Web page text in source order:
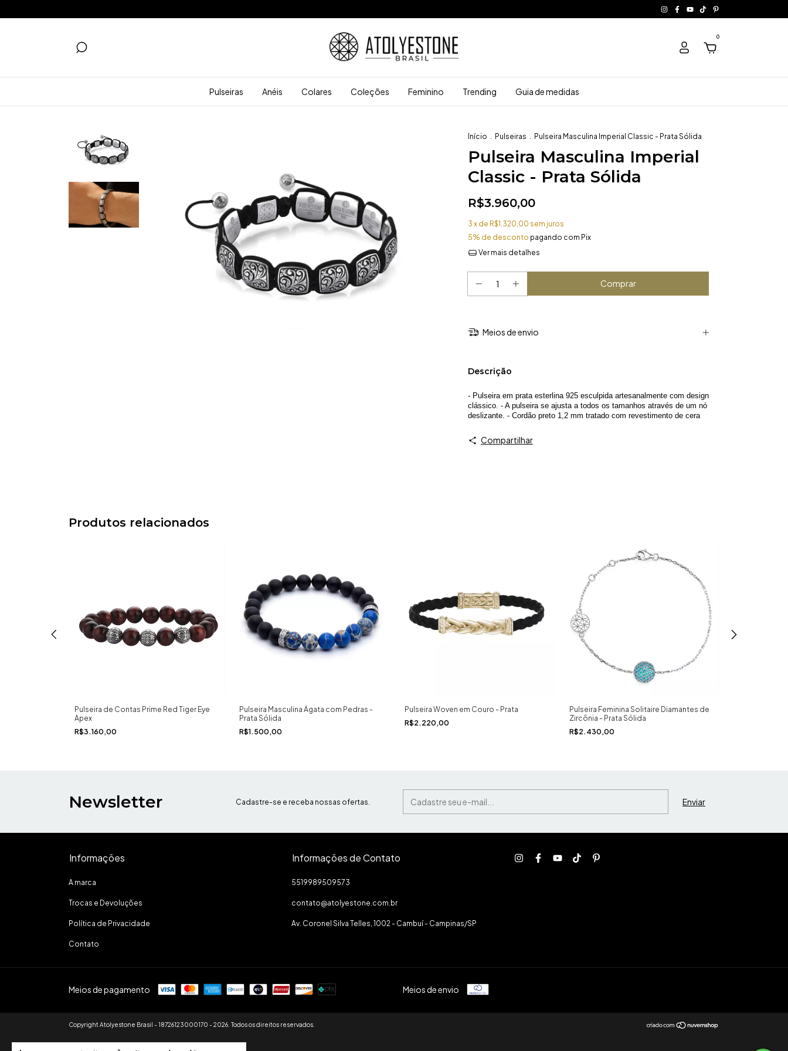
0
Pulseiras Anéis Colares Coleções Feminino Trending Guia de medidas
Início . Pulseiras . Pulseira Masculina Imperial Classic - Prata Sólida
Pulseira Masculina Imperial
Classic - Prata Sólida
R$3.960,00
3 x de R$1.320,00 sem juros
5% de desconto pagando com Pix
Ver mais detalhes
Meios de envio
Descrição
- Pulseira em prata esterlina 925 esculpida artesanalmente com design
clássico. - A pulseira se ajusta a todos os tamanhos através de um nó
deslizante. - Cordão preto 1,2 mm tratado com revestimento de cera
Compartilhar
Produtos relacionados
Pulseira de Contas Prime Red Tiger Eye
Apex
R$3.160,00
Pulseira Masculina Ágata com Pedras -
Prata Sólida
R$1.500,00
Pulseira Woven em Couro - Prata
R$2.220,00
Pulseira Feminina Solitaire Diamantes de
Zircônia - Prata Sólida
R$2.430,00
Newsletter Cadastre-se e receba nossas ofertas.
Informações
A marca
Trocas e Devoluções
Política de Privacidade
Contato
Informações de Contato
5519989509573
contato@atolyestone.com.br
Av. Coronel Silva Telles, 1002 - Cambuí - Campinas/SP
Meios de pagamento Meios de envio
Copyright Atolyestone Brasil - 18726123000170 - 2026. Todos os direitos reservados.